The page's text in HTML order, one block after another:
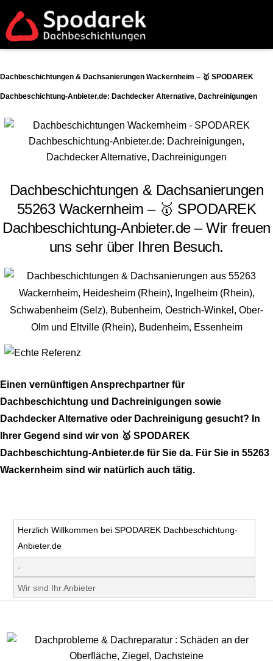
Dachbeschichtungen & Dachsanierungen Wackernheim – 🥇 SPODAREK
Dachbeschichtung-Anbieter.de: Dachdecker Alternative, Dachreinigungen
Dachbeschichtungen & Dachsanierungen
55263 Wackernheim – 🥇 SPODAREK
Dachbeschichtung-Anbieter.de – Wir freuen
uns sehr über Ihren Besuch.
Einen vernünftigen Ansprechpartner für
Dachbeschichtung und Dachreinigungen sowie
Dachdecker Alternative oder Dachreinigung gesucht? In
Ihrer Gegend sind wir von 🥇 SPODAREK
Dachbeschichtung-Anbieter.de für Sie da. Für Sie in 55263
Wackernheim sind wir natürlich auch tätig.
Herzlich Willkommen bei SPODAREK Dachbeschichtung-
Anbieter.de
-
Wir sind Ihr Anbieter